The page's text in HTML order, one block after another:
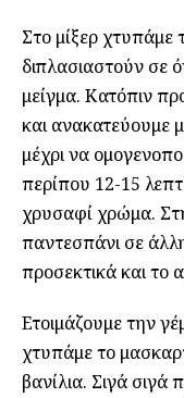
Στο μίξερ χτυπάμε
διπλασιαστούν σε
μείγμα. Κατόπιν
και ανακατεύουμε
μέχρι να
περίπου 12-15
χρυσαφί χρώμα.
παντεσπάνι σε
προσεκτικά και το
Ετοιμάζουμε την
χτυπάμε το
βανίλια. Σιγά